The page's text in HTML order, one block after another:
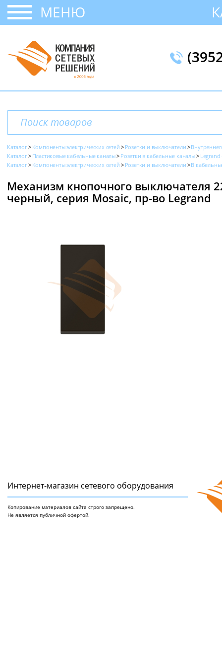
МЕНЮ
Каталог Компоненты электрических сетей Розетки и выключатели
Каталог
Пластиковые кабельные каналы Розетки в кабельные каналы
Legrand
Каталог
Компоненты электрических сетей Розетки и выключатели В
Механизм кнопочного выключателя
черный, серия Mosaic, пр-во Legrand
Интернет-магазин сетeвого оборудования
Копирование материалов сайта строго запрещено.
Не является публичной офертой.